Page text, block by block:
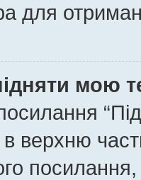
для
мою
в верхню